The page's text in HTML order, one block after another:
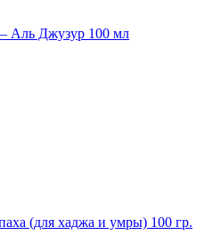
Аль Джузур 100 мл